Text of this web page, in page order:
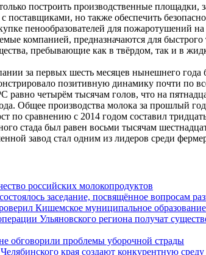
построить производственные площадки,
поставщиками, но также обеспечить
пенообразователей для пожаротушений на
компанией, предназначаются для
пребывающие как в твёрдом, так и в
за первых шесть месяцев нынешнего года
позитивную динамику почти по
равно четырём тысячам голов, что на
Общее производства молока за прошлый
по сравнению с 2014 годом составил
стада был равен восьми тысячам
завод стал одним из лидеров среди
российских молокопродуктов
заседание, посвящённое вопросам
Кишемское муниципальное
Ульяновского региона получат
обговорили проблемы уборочной страды
края создают конкурентную среду